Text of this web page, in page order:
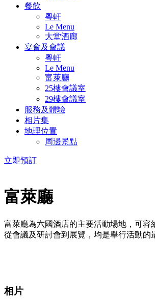
餐飲
粵軒
Le Menu
大堂酒廊
宴會及會議
粵軒
Le Menu
富萊廳
25樓會議室
29樓會議室
服務及體驗
相片集
地理位置
周邊景點
立即預訂
富萊廳
富萊廳為六國酒店的主要活動場地，可容
從會議及研討會到展覽，均是舉行活動的
相片